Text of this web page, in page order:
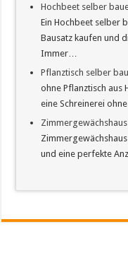
Hochbeet selber
Ein Hochbeet selber
Bausatz kaufen und
Immer…
Pflanztisch selber
ohne Pflanztisch aus
eine Schreinerei
und eine perfekte